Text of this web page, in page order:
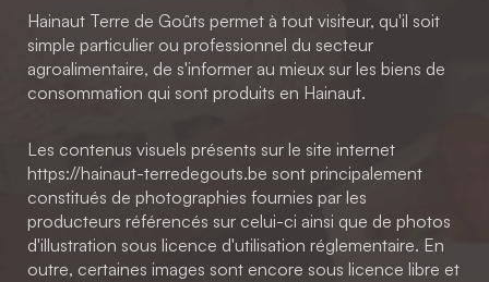
Hainaut Terre de Goûts permet à tout visiteur, qu'il soit
simple particulier ou professionnel du secteur
agroalimentaire, de s'informer au mieux sur les biens de
consommation qui sont produits en Hainaut.
Les contenus visuels présents sur le site internet
https://hainaut-terredegouts.be sont principalement
constitués de photographies fournies par les
producteurs référencés sur celui-ci ainsi que de photos
d'illustration sous licence d'utilisation réglementaire. En
outre, certaines images sont encore sous licence libre et